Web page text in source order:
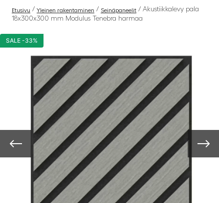
Etusivu / Yleinen rakentaminen / Seinäpaneelit / Akustiikkalevy pala
18x300x300 mm Modulus Tenebra harmaa
SALE -33%